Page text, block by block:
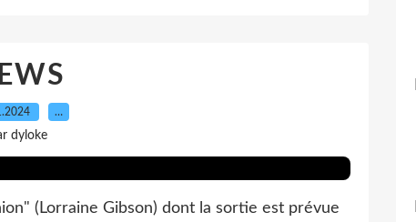
…
dyloke
(Lorraine Gibson) dont la sortie est prévue